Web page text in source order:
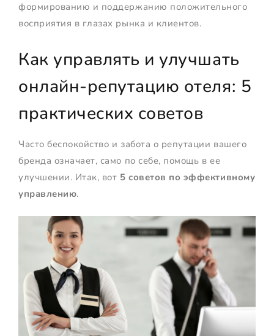
формированию и поддержанию положительного
восприятия в глазах рынка и клиентов.
Как управлять и улучшать
онлайн-репутацию отеля: 5
практических советов
Часто беспокойство и забота о репутации вашего
бренда означает, само по себе, помощь в ее
улучшении. Итак, вот 5 советов по эффективному
управлению.